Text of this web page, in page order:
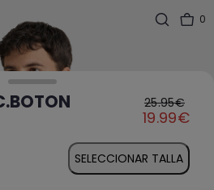
0
Price reduced
25.95€
to
19.99€
SELECCIONAR TALLA